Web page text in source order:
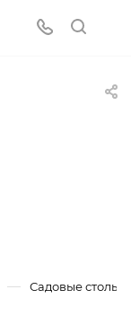
— Садовые столы